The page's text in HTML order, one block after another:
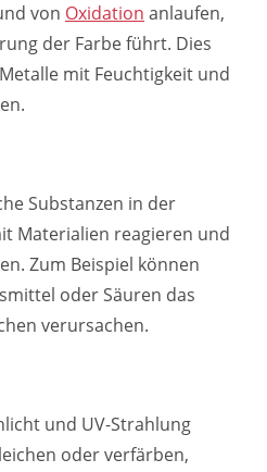
von Oxidation anlaufen,
der Farbe führt. Dies
mit Feuchtigkeit und
Substanzen in der
Materialien reagieren und
Zum Beispiel können
oder Säuren das
verursachen.
und UV-Strahlung
oder verfärben,